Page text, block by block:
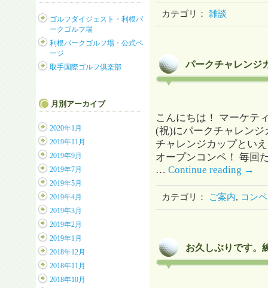
カテゴリ： 雑談
パークチャレンジ
こんにちは！ マーケテ
(祝)にパークチャレンジ
チャレンジカップとい
オープンコンペ！ 毎回
… Continue reading →
カテゴリ： ご案内, コンペ
お久しぶりです。
ゴルフダイジェスト・利根パ
ークゴルフ場
利根パークゴルフ場・公式ペ
ージ
取手国際ゴルフ倶楽部
月別アーカイブ
2020年1月
2019年11月
2019年9月
2019年7月
2019年5月
2019年4月
2019年3月
2019年2月
2019年1月
2018年12月
2018年11月
2018年10月